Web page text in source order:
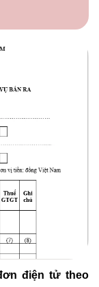
điện tử theo